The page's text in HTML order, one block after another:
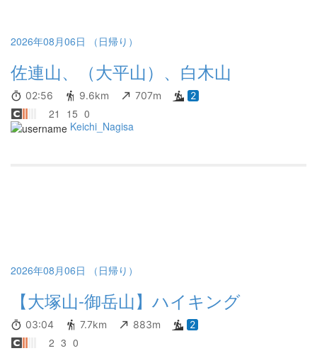
2026年08月06日 （日帰り）
佐連山、（大平山）、白木山
02:56 9.6km 707m 2
21 15 0
Keichi_Nagisa
2026年08月06日 （日帰り）
【大塚山-御岳山】ハイキング
03:04 7.7km 883m 2
2 3 0